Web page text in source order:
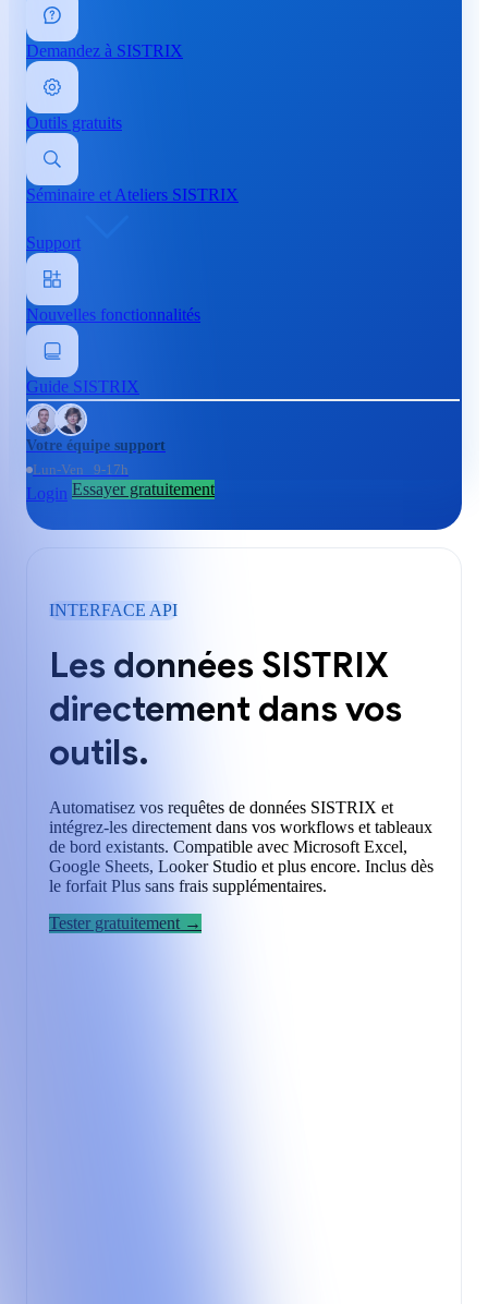
Demandez à SISTRIX
Outils gratuits
Séminaire et Ateliers SISTRIX
Support
Nouvelles fonctionnalités
Guide SISTRIX
Votre équipe support
Lun-Ven 9-17h
Login Essayer gratuitement
INTERFACE API
Les données SISTRIX
directement dans vos
outils.
Automatisez vos requêtes de données SISTRIX et
intégrez-les directement dans vos workflows et tableaux
de bord existants. Compatible avec Microsoft Excel,
Google Sheets, Looker Studio et plus encore. Inclus dès
le forfait Plus sans frais supplémentaires.
Tester gratuitement →